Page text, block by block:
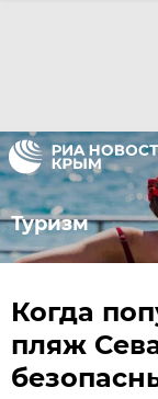
Туризм
Когда
пляж